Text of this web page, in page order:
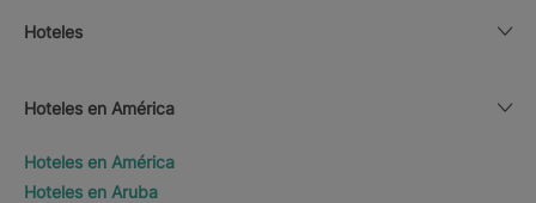
Hoteles
Hoteles en América
Hoteles en América
Hoteles en Aruba